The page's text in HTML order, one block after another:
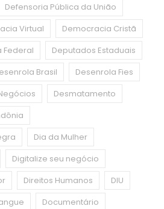
Defensoria Pública da União
Virtual
Democracia Cristã
Federal
Deputados Estaduais
Brasil
Desenrola Fies
Desmatamento
Dia da Mulher
Digitalize seu negócio
Direitos Humanos
DIU
Documentário